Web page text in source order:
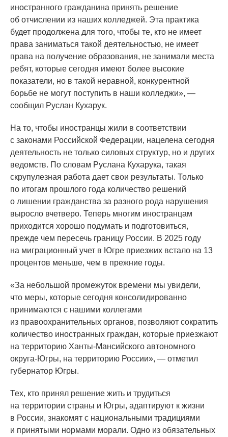
иностранного гражданина принять решение
об отчислении из наших колледжей. Эта практика
будет продолжена для того, чтобы те, кто не имеет
права заниматься такой деятельностью, не имеет
права на получение образования, не занимали места
ребят, которые сегодня имеют более высокие
показатели, но в такой неравной, конкурентной
борьбе не могут поступить в наши колледжи», —
сообщил Руслан Кухарук.
На то, чтобы иностранцы жили в соответствии
с законами Российской Федерации, нацелена сегодня
деятельность не только силовых структур, но и других
ведомств. По словам Руслана Кухарука, такая
скрупулезная работа дает свои результаты. Только
по итогам прошлого года количество решений
о лишении гражданства за разного рода нарушения
выросло вчетверо. Теперь многим иностранцам
приходится хорошо подумать и подготовиться,
прежде чем пересечь границу России. В 2025 году
на миграционный учет в Югре приезжих встало на 13
процентов меньше, чем в прежние годы.
«За небольшой промежуток времени мы увидели,
что меры, которые сегодня консолидированно
принимаются с нашими коллегами
из правоохранительных органов, позволяют сократить
количество иностранных граждан, которые приезжают
на территорию Ханты-Мансийского автономного
округа-Югры, на территорию России», — отметил
губернатор Югры.
Тех, кто принял решение жить и трудиться
на территории страны и Югры, адаптируют к жизни
в России, знакомят с национальными традициями
и принятыми нормами морали. Одно из обязательных